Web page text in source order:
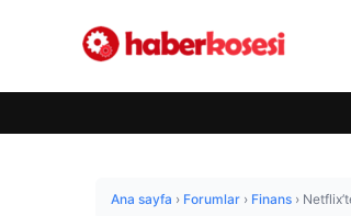
Ana sayfa › Forumlar › Finans ›